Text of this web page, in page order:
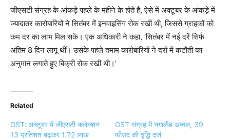
जीएसटी संग्रह के आंकड़े पहले के महीने के होते हैं, ऐसे में अक्टूबर के आंकड़े में
ज्यादातर कारोबारियों ने सितंबर में इनवाइसिंग रोक रखी थी, जिससे ग्राहकों को
कम दर का लाभ मिल सके। एक अधिकारी ने कहा, ‘सितंबर में नई दरें सिर्फ
अंतिम 8 दिन लागू थीं। उसके पहले तमाम कारोबारियों ने दरों में कटौती का
अनुमान लगाते हुए बिक्री रोक रखी थी।’
Related
GST: अक्टूबर में जीएसटी कलेक्शन
13 प्रतिशत बढ़कर 1.72 लाख
GST संग्रह में नगालैंड अव्वल, 39
फीसद की वृद्धि दर्ज